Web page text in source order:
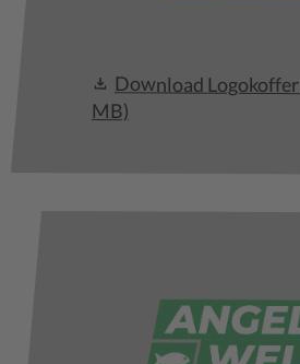
Download Logokoffer
MB)